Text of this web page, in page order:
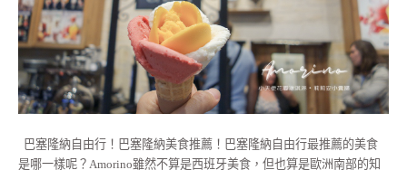
巴塞隆納自由行！巴塞隆納美食推薦！巴塞隆納自由行最推薦的美食
是哪一樣呢？Amorino雖然不算是西班牙美食，但也算是歐洲南部的知